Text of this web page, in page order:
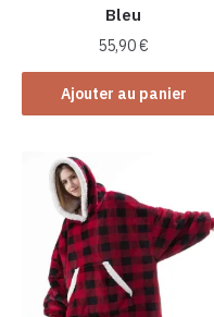
Bleu
55,90€
Ajouter au panier